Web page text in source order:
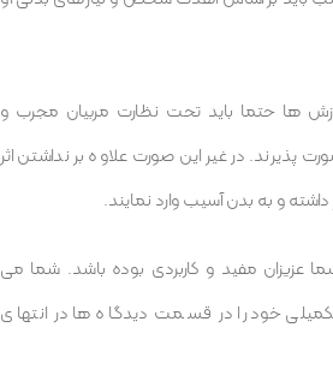
ها حتما باید تحت نظارت مربیان مجرب و
در غیر این صورت علاوه بر نداشتن اثر
و به بدن آسیب وارد نمایند.
عزیزان مفید و کاربردی بوده باشد. شما می
خود را در قسمت دیدگاه ها در انتهای